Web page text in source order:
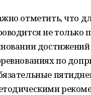
отметить, что
не только
достижений
по